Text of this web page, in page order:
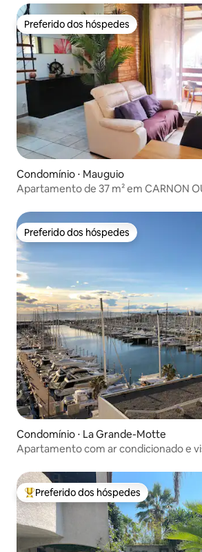
Preferido dos hóspedes
Preferido dos hóspedes
Condomínio ⋅ Mauguio
Apartamento de 37 m² em CARNON
Preferido dos hóspedes
Preferido dos hóspedes
Condomínio ⋅ La Grande-Motte
Apartamento com ar condicionado e
Entre os melhores preferidos dos
Preferido dos hóspedes